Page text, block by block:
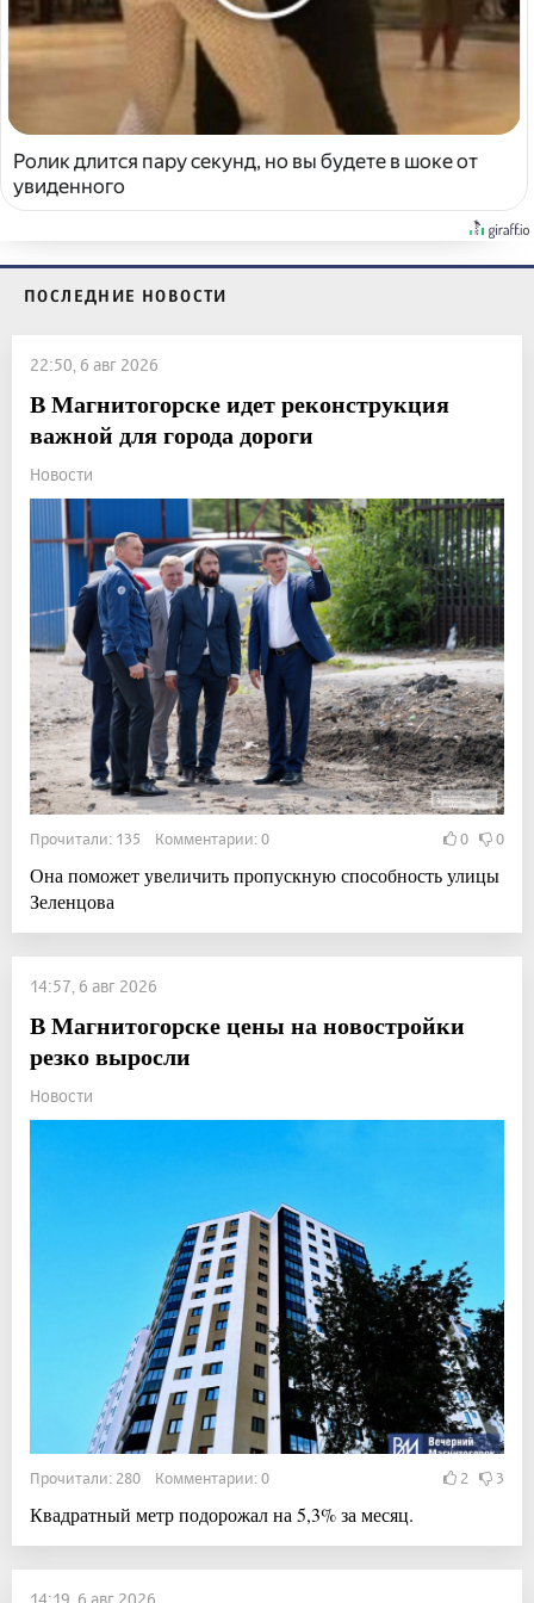
Ролик длится пару секунд, но вы будете в шоке от
увиденного
ПОСЛЕДНИЕ НОВОСТИ
22:50, 6 авг 2026
В Магнитогорске идет реконструкция
важной для города дороги
Новости
Прочитали: 135 Комментарии: 0 0 0
Она поможет увеличить пропускную способность улицы
Зеленцова
14:57, 6 авг 2026
В Магнитогорске цены на новостройки
резко выросли
Новости
Прочитали: 280 Комментарии: 0 2 3
Квадратный метр подорожал на 5,3% за месяц.